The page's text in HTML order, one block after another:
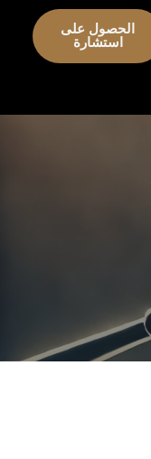
الحصول على
استشارة